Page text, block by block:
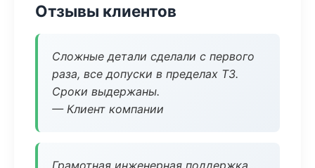
Отзывы клиентов
Сложные детали сделали с первого
раза, все допуски в пределах ТЗ.
Сроки выдержаны.
— Клиент компании
Грамотная инженерная поддержка,